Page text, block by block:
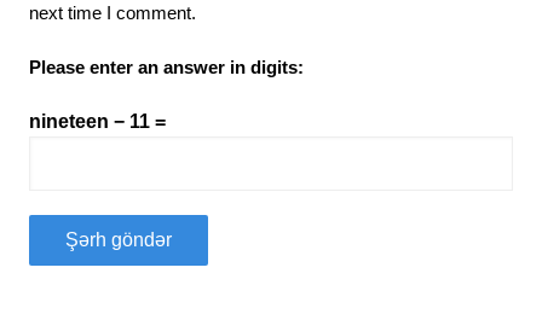
next time I comment.
Please enter an answer in digits:
nineteen − 11 =